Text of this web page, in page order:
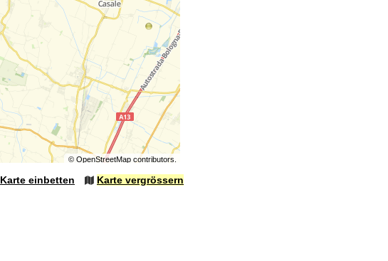
© OpenStreetMapcontributors.
Karte einbetten Karte vergrössern